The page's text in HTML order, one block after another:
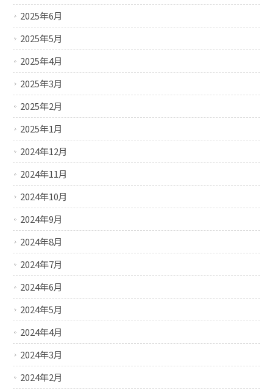
2025年6月
2025年5月
2025年4月
2025年3月
2025年2月
2025年1月
2024年12月
2024年11月
2024年10月
2024年9月
2024年8月
2024年7月
2024年6月
2024年5月
2024年4月
2024年3月
2024年2月